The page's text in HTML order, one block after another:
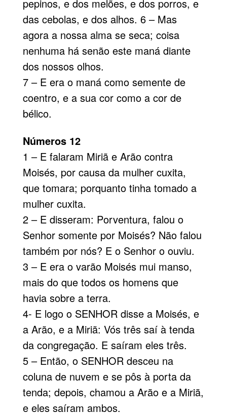
pepinos, e dos melões, e dos porros, e
das cebolas, e dos alhos. 6 – Mas
agora a nossa alma se seca; coisa
nenhuma há senão este maná diante
dos nossos olhos.
7 – E era o maná como semente de
coentro, e a sua cor como a cor de
bélico.
Números 12
1 – E falaram Miriã e Arão contra
Moisés, por causa da mulher cuxita,
que tomara; porquanto tinha tomado a
mulher cuxita.
2 – E disseram: Porventura, falou o
Senhor somente por Moisés? Não falou
também por nós? E o Senhor o ouviu.
3 – E era o varão Moisés mui manso,
mais do que todos os homens que
havia sobre a terra.
4- E logo o SENHOR disse a Moisés, e
a Arão, e a Miriã: Vós três saí à tenda
da congregação. E saíram eles três.
5 – Então, o SENHOR desceu na
coluna de nuvem e se pôs à porta da
tenda; depois, chamou a Arão e a Miriã,
e eles saíram ambos.